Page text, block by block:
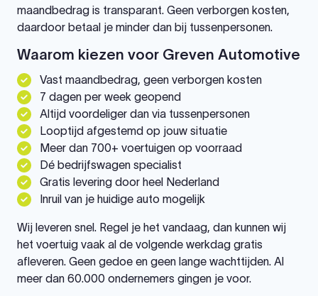
maandbedrag is transparant. Geen verborgen kosten,
daardoor betaal je minder dan bij tussenpersonen.
Waarom kiezen voor Greven Automotive
Vast maandbedrag, geen verborgen kosten
7 dagen per week geopend
Altijd voordeliger dan via tussenpersonen
Looptijd afgestemd op jouw situatie
Meer dan 700+ voertuigen op voorraad
Dé bedrijfswagen specialist
Gratis levering door heel Nederland
Inruil van je huidige auto mogelijk
Wij leveren snel. Regel je het vandaag, dan kunnen wij
het voertuig vaak al de volgende werkdag gratis
afleveren. Geen gedoe en geen lange wachttijden. Al
meer dan 60.000 ondernemers gingen je voor.